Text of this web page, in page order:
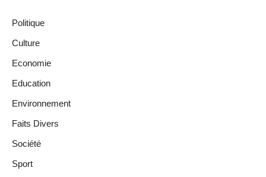
Politique
Culture
Economie
Education
Environnement
Faits Divers
Société
Sport